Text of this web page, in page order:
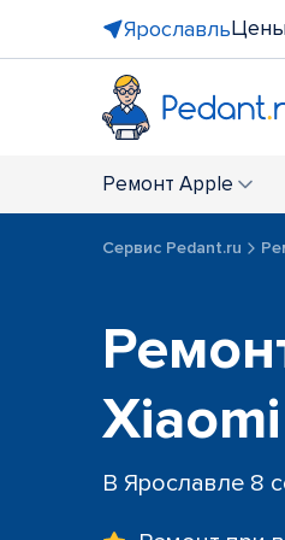
Ярославль
Ремонт Apple
Сервис Pedant.ru
В Ярославле 8